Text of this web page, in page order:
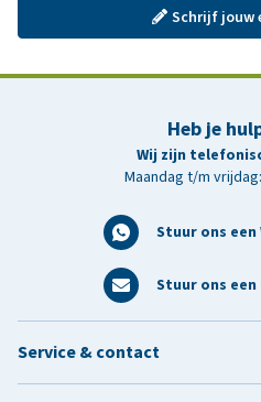
Schrijf jouw
Heb je
Wij zijn
Maandag t/m
Stuur ons
Stuur ons een
Service & contact